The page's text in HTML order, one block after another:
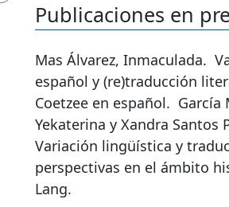
Publicaciones en
Mas Álvarez, Inmaculada.
español y (re)traducción
Coetzee en español. García
Yekaterina y Xandra Santos
Variación lingüística y
perspectivas en el ámbito
Lang.